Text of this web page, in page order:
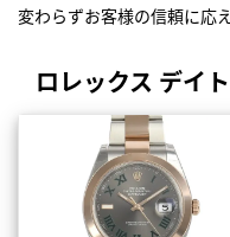
変わらずお客様の信頼に応
ロレックス デイ